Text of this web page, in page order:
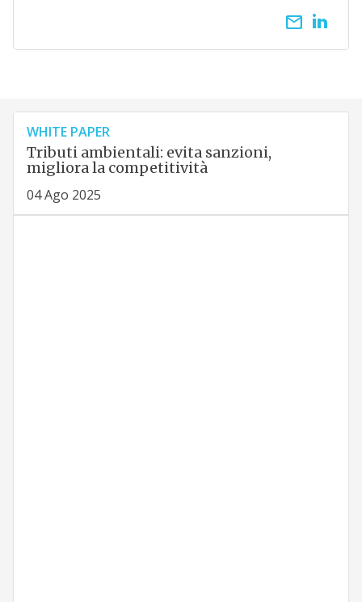
email
WHITE PAPER
Tributi ambientali: evita sanzioni,
migliora la competitività
04 Ago 2025